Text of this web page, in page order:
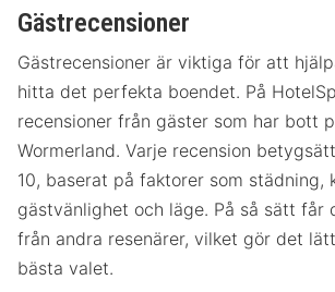
Gästrecensioner
Gästrecensioner är viktiga för att
hitta det perfekta boendet. På
recensioner från gäster som har bott
Wormerland. Varje recension
10, baserat på faktorer som städning,
gästvänlighet och läge. På så sätt får
från andra resenärer, vilket gör det
bästa valet.